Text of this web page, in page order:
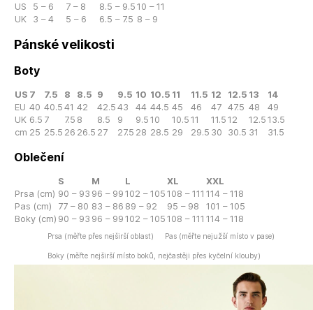
US
5 – 6 7 – 8 8.5 – 9.5 10 – 11
UK
3 – 4 5 – 6 6.5 – 7.5 8 – 9
Pánské velikosti
Boty
US 7 7.5 8 8.5 9 9.5 10 10.5 11 11.5 12 12.5 13
14
EU 40 40.5 41 42 42.5 43 44 44.5 45 46 47 47.5 48
49
UK 6.5 7 7.5 8 8.5 9 9.5 10 10.5 11 11.5 12 12.5 13.5
cm 25 25.5 26 26.5 27 27.5 28 28.5 29 29.5 30 30.5 31 31.5
Oblečení
S M L XL
XXL
Prsa (cm) 90 – 93 96 – 99 102 – 105 108 – 111 114 – 118
Pas (cm)
77 – 80 83 – 86 89 – 92 95 – 98
101 – 105
Boky (cm) 90 – 93 96 – 99 102 – 105 108 – 111 114 – 118
Prsa (měřte přes nejširší oblast) Pas (měřte nejužší místo v pase)
Boky (měřte nejširší místo boků, nejčastěji přes kyčelní klouby)